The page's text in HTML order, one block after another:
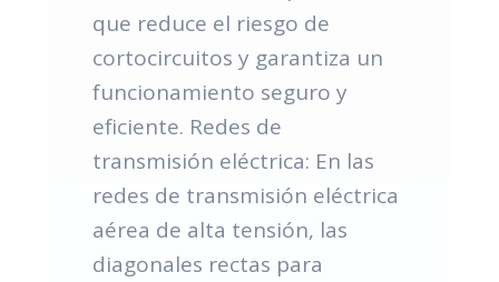
que reduce el riesgo de
cortocircuitos y garantiza un
funcionamiento seguro y
eficiente. Redes de
transmisión eléctrica: En las
redes de transmisión eléctrica
aérea de alta tensión, las
diagonales rectas para